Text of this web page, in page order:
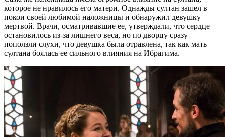
которое не нравилось его матери. Однажды султан зашел в
покои своей любимой наложницы и обнаружил девушку
мертвой. Врачи, осматривавшие ее, утверждали, что сердце
остановилось из-за лишнего веса, но по дворцу сразу
поползли слухи, что девушка была отравлена, так как мать
султана боялась ее сильного влияния на Ибрагима.